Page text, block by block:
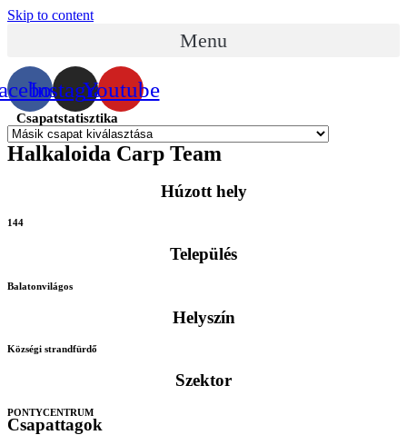
Skip to content
Menu
InstagramYoutube
Csapatstatisztika
Halkaloida Carp Team
Húzott hely
144
Település
Balatonvilágos
Helyszín
Községi strandfürdő
Szektor
PONTYCENTRUM
Csapattagok